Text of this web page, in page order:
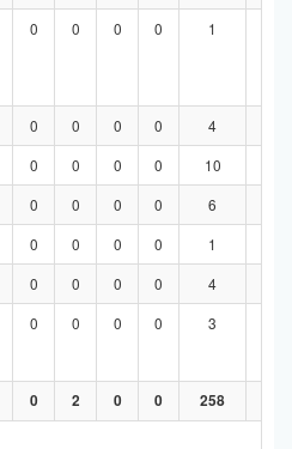
0 0 0 0 1
0 0 0 0 4
0 0 0 0 10
0 0 0 0 6
0 0 0 0 1
0 0 0 0 4
0 0 0 0 3
0 2 0 0 258